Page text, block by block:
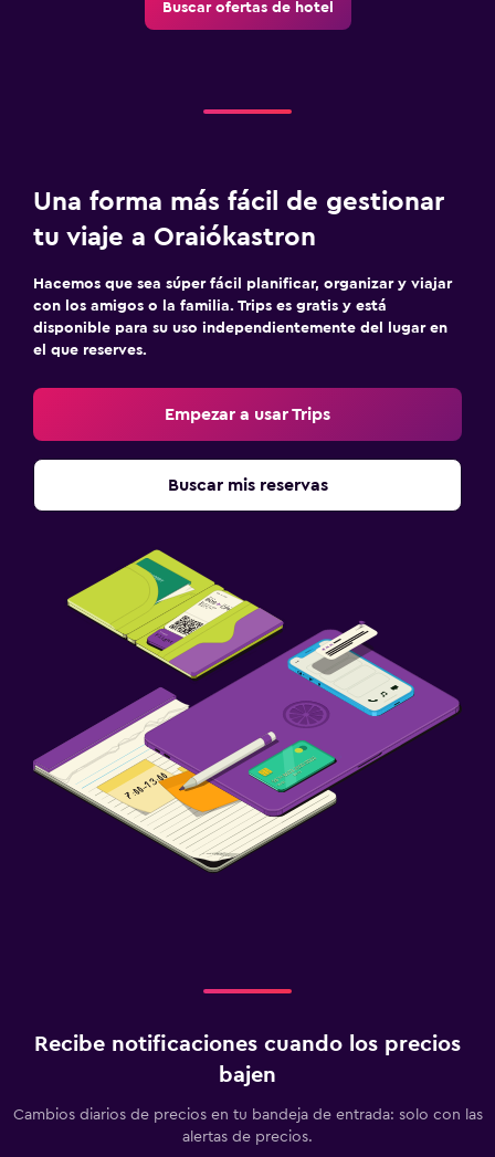
Traslado aeropuerto
Sistema de entretenimiento
Sala de estar/TV compartida
Lavandería
Lavandería
Servicios de lavandería/tintorería
Plancha y tabla de planchar
Piscina y spa
Bañera de hidromasaje
Zona de trabajo
Escritorio
Ideal para familias
Cuna/cama nido disponibles
Buscar ofertas de hotel
Una forma más fácil de gestionar
tu viaje a Oraiókastron
Hacemos que sea súper fácil planificar, organizar y viajar
con los amigos o la familia. Trips es gratis y está
disponible para su uso independientemente del lugar en
el que reserves.
Empezar a usar Trips
Buscar mis reservas
Recibe notificaciones cuando los precios
bajen
Cambios diarios de precios en tu bandeja de entrada: solo con las
alertas de precios.